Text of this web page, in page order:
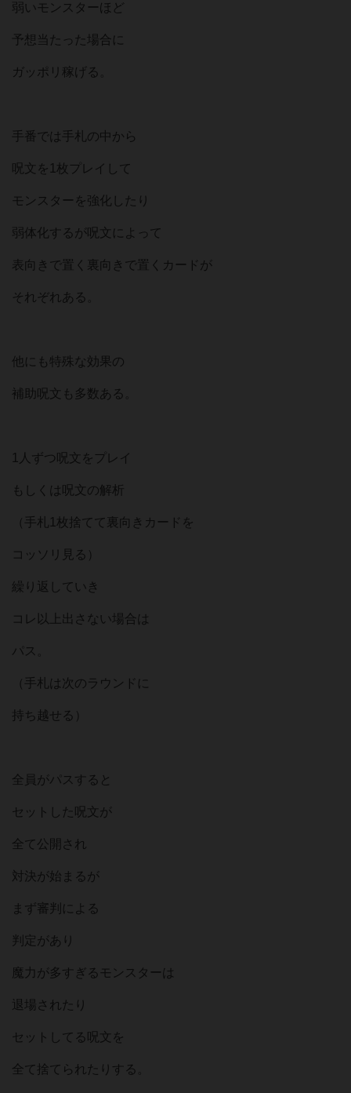
弱いモンスターほど
予想当たった場合に
ガッポリ稼げる。
手番では手札の中から
呪文を1枚プレイして
モンスターを強化したり
弱体化するが呪文によって
表向きで置く裏向きで置くカードが
それぞれある。
他にも特殊な効果の
補助呪文も多数ある。
1人ずつ呪文をプレイ
もしくは呪文の解析
（手札1枚捨てて裏向きカードを
コッソリ見る）
繰り返していき
コレ以上出さない場合は
パス。
（手札は次のラウンドに
持ち越せる）
全員がパスすると
セットした呪文が
全て公開され
対決が始まるが
まず審判による
判定があり
魔力が多すぎるモンスターは
退場されたり
セットしてる呪文を
全て捨てられたりする。